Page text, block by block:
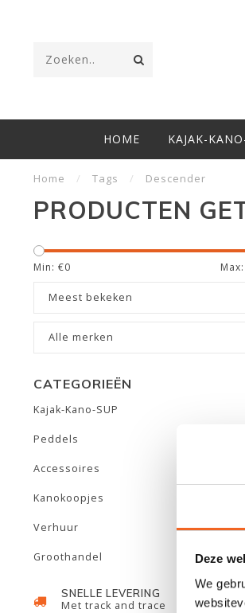
Deze
We
HOME KAJAK-
Home / Tags / Descender
PRODUCTEN
Min: €0
Meest bekeken
Alle merken
CATEGORIEËN
Kajak-Kano-SUP
Peddels
Accessoires
Kanokoopjes
Verhuur
Groothandel
SNELLE LEVERING
Met track and trace